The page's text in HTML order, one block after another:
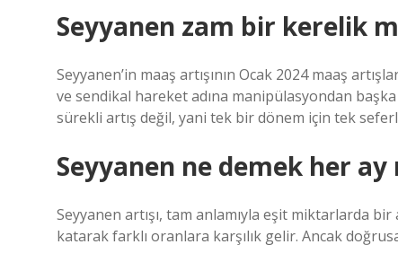
Seyyanen zam bir kerelik
Seyyanen’in maaş artışının Ocak 2024 maaş
ve sendikal hareket adına manipülasyondan
sürekli artış değil, yani tek bir dönem için tek
Seyyanen ne demek her ay
Seyyanen artışı, tam anlamıyla eşit miktarlarda bir
katarak farklı oranlara karşılık gelir. Ancak